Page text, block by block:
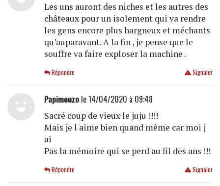
Les uns auront des niches et les autres des
châteaux pour un isolement qui va rendre
les gens encore plus hargneux et méchants
qu’auparavant. A la fin , je pense que le
souffre va faire exploser la machine .
Signaler
Répondre
Papimouzole 14/04/2020 à 09:48
Sacré coup de vieux le juju !!!!
Mais je l aime bien quand même car moi j
ai
Pas la mémoire qui se perd au fil des ans !!!
Signaler
Répondre